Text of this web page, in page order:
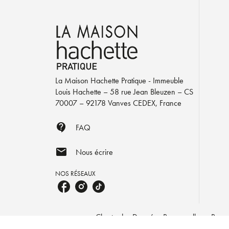
La Maison Hachette Pratique - Immeuble
Louis Hachette – 58 rue Jean Bleuzen – CS
70007 – 92178 Vanves CEDEX, France
contact_support FAQ
mail Nous écrire
NOS RÉSEAUX
Charte des Données Personnelles